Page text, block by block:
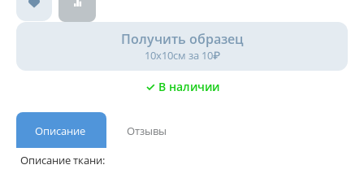
Получить образец
10х10см за 10₽
✓ В наличии
Описание
Отзывы
Описание ткани: